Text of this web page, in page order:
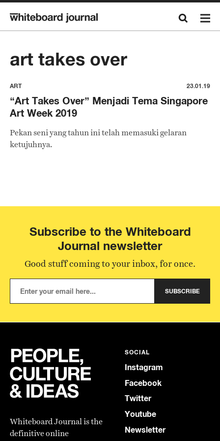
art takes over
ART 23.01.19
“Art Takes Over” Menjadi Tema Singapore
Art Week 2019
Pekan seni yang tahun ini telah memasuki gelaran
ketujuhnya.
Subscribe to the Whiteboard
Journal newsletter
Good stuff coming to your inbox, for once.
SUBSCRIBE
Whiteboard Journal is the
definitive online
SOCIAL
Instagram
Facebook
Twitter
Youtube
Newsletter